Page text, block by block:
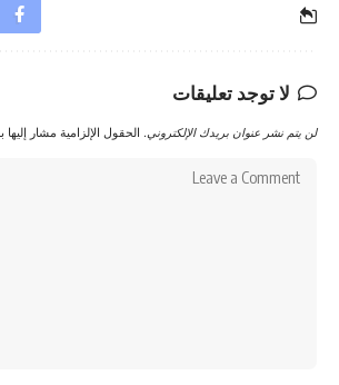
لا توجد تعليقات
لن يتم نشر عنوان بريدك الإلكتروني. الحقول الإلزامية مشار إليها بـ